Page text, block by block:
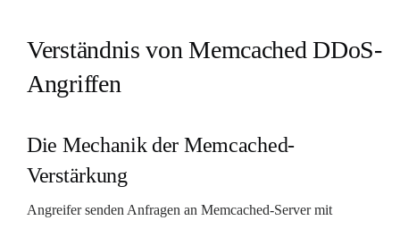
Verständnis von Memcached DDoS-
Angriffen
Die Mechanik der Memcached-
Verstärkung
Angreifer senden Anfragen an Memcached-Server mit